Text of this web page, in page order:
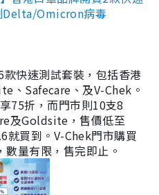
Delta/Omicron病毒
快速測試套裝，包括香港
、Safecare、及V-Chek。
75折，而門市則10支8
及Goldsite，售價低至
就買到。V-Chek門市購買
量有限，售完即止。